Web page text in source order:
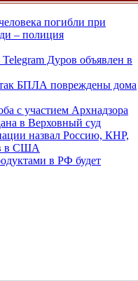
погибли при
– полиция
Дуров объявлен в
БПЛА повреждены дома
с участием Архнадзора
в Верховный суд
назвал Россию, КНР,
в США
в РФ будет